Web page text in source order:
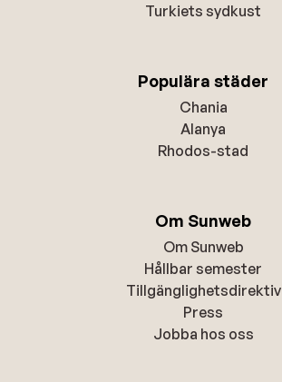
Turkiets sydkust
Populära städer
Chania
Alanya
Rhodos-stad
Om Sunweb
Om Sunweb
Hållbar semester
Tillgänglighetsdirektiv
Press
Jobba hos oss